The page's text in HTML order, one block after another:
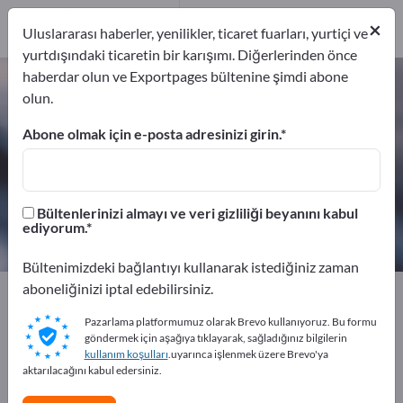
Yapıştırma tekniği – üreticileri ve
Distribütör
2
Üreticiler18
Distribütör2
Exportpages Kimya ve Eczacılık
Exportpages'te ücretsiz reklam
verin!
İhtiyaçlar – Teklifler – İkinci El Ürünler – İş İletişim
×
Uluslararası haberler, yenilikler, ticaret fuarları, yurtiçi ve
yurtdışındaki ticaretin bir karışımı. Diğerlerinden önce
haberdar olun ve Exportpages bültenine şimdi abone
olun.
Abone olmak için e-posta adresinizi girin.
Bültenlerinizi almayı ve veri gizliliği beyanını kabul
ediyorum.
Bültenimizdeki bağlantıyı kullanarak istediğiniz zaman
aboneliğinizi iptal edebilirsiniz.
Pazarlama platformumuz olarak Brevo kullanıyoruz. Bu formu
göndermek için aşağıya tıklayarak, sağladığınız bilgilerin
kullanım koşulları.uyarınca işlenmek üzere Brevo'ya
aktarılacağını kabul edersiniz.